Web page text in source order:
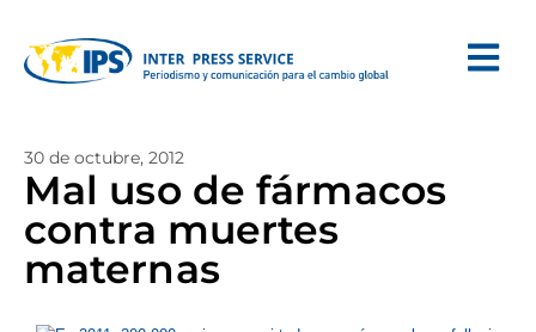
30 de octubre, 2012
Mal uso de fármacos
contra muertes
maternas